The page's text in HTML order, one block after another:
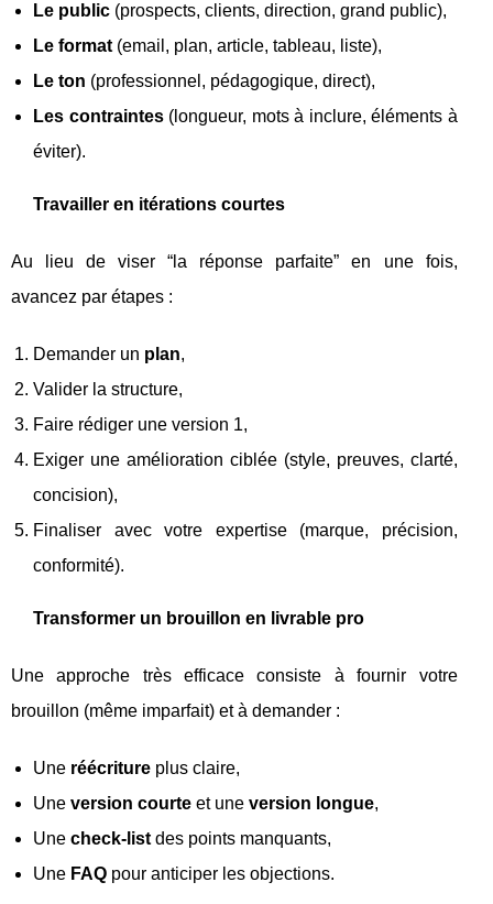
Le public (prospects, clients, direction, grand public),
Le format (email, plan, article, tableau, liste),
Le ton (professionnel, pédagogique, direct),
Les contraintes(longueur, mots à inclure, éléments à
éviter).
Travailler en itérations courtes
Au lieu de viser “la réponse parfaite” en une fois,
avancez par étapes :
Demander un plan,
Valider la structure,
Faire rédiger une version 1,
Exiger une amélioration ciblée (style, preuves, clarté,
concision),
Finaliser avec votre expertise (marque, précision,
conformité).
Transformer un brouillon en livrable pro
Une approche très efficace consiste à fournir votre
brouillon (même imparfait) et à demander :
Une réécriture plus claire,
Une version courte et une version longue,
Une check-list des points manquants,
Une FAQ pour anticiper les objections.